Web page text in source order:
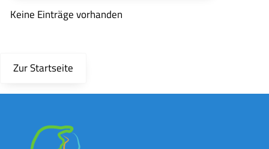
Keine Einträge vorhanden
Zur Startseite